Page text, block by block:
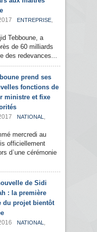
ENTREPRISE,
Tebboune, a
de 60 milliards
des redevances...
prend ses
fonctions de
ministre et fixe
NATIONAL ,
mercredi au
officiellement
d`une cérémonie
de Sidi
: la première
du projet bientôt
NATIONAL ,